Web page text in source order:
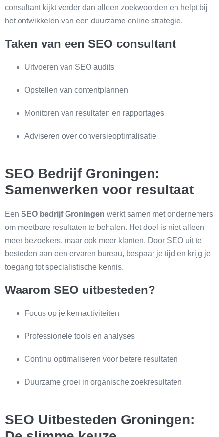
consultant kijkt verder dan alleen zoekwoorden en helpt bij
het ontwikkelen van een duurzame online strategie.
Taken van een SEO consultant
Uitvoeren van SEO audits
Opstellen van contentplannen
Monitoren van resultaten en rapportages
Adviseren over conversieoptimalisatie
SEO Bedrijf Groningen:
Samenwerken voor resultaat
Een SEO bedrijf Groningen werkt samen met ondernemers
om meetbare resultaten te behalen. Het doel is niet alleen
meer bezoekers, maar ook meer klanten. Door SEO uit te
besteden aan een ervaren bureau, bespaar je tijd en krijg je
toegang tot specialistische kennis.
Waarom SEO uitbesteden?
Focus op je kernactiviteiten
Professionele tools en analyses
Continu optimaliseren voor betere resultaten
Duurzame groei in organische zoekresultaten
SEO Uitbesteden Groningen: